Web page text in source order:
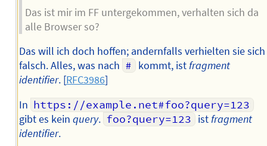
Das ist mir im FF untergekommen, verhalten sich da
alle Browser so?
Das will ich doch hoffen; andernfalls verhielten sie sich
falsch. Alles, was nach # kommt, istfragment
identifier. [RFC3986]
In https://example.net#foo?query=123
gibt es kein query. foo?query=123 istfragment
identifier.